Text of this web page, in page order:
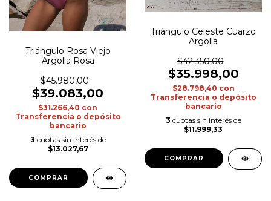
Triángulo Rosa Viejo
Argolla Rosa
$45.980,00
$39.083,00
$31.266,40 con
Transferencia o depósito
bancario
3 cuotas sin interés de
$13.027,67
COMPRAR
Triángulo Celeste Cuarzo
Argolla
$42.350,00
$35.998,00
$28.798,40 con
Transferencia o depósito
bancario
3 cuotas sin interés de
$11.999,33
COMPRAR